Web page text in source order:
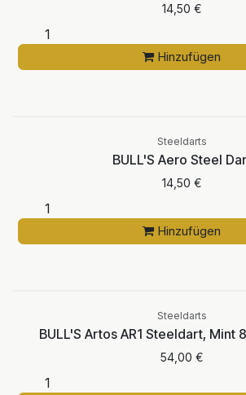
14,50 €
Hinzufügen
Steeldarts
BULL'S Aero Steel
14,50 €
Hinzufügen
Steeldarts
BULL'S Artos AR1 Steeldart, Mint
54,00 €